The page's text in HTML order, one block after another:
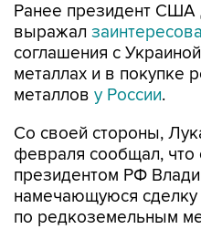
Ранее президент США
выражал
соглашения с
металлах и в покупке
металлов у России.
Со своей стороны,
февраля сообщал, что
президентом РФ
намечающуюся
по редкоземельным